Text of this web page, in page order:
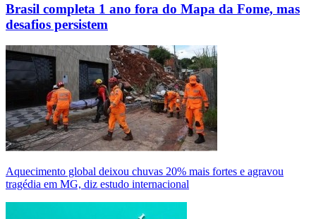
Brasil completa 1 ano fora do Mapa da Fome, mas
desafios persistem
Aquecimento global deixou chuvas 20% mais fortes e agravou
tragédia em MG, diz estudo internacional